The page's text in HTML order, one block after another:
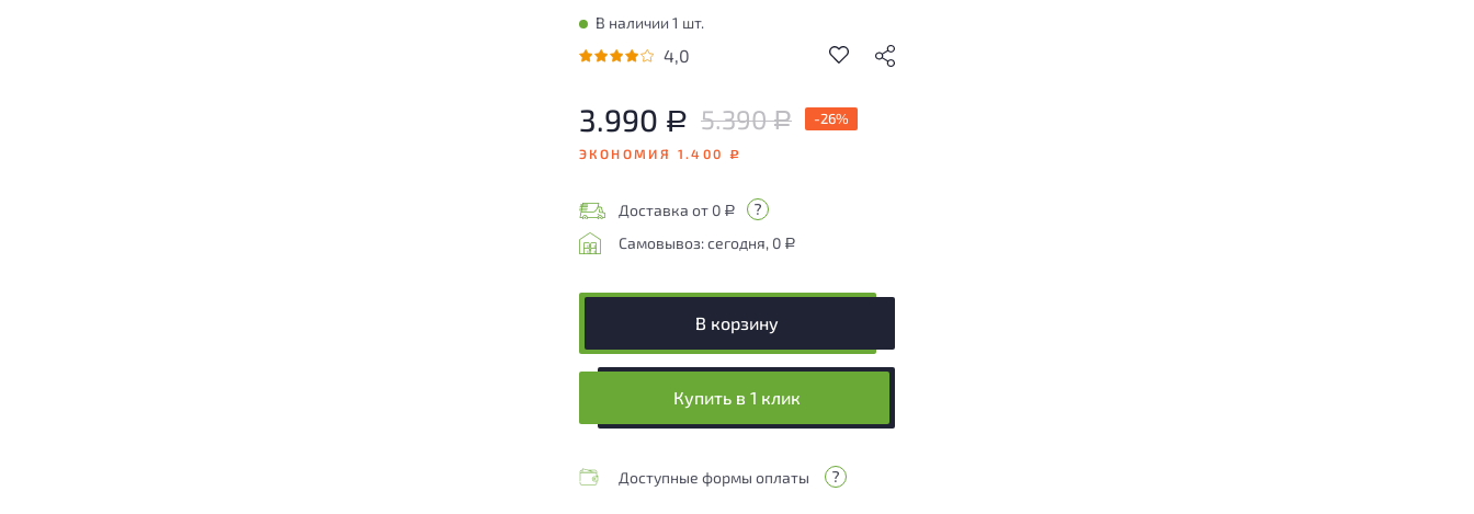
В наличии 1 шт.
4,0
3.990 Р 5.390Р -26%
ЭКОНОМИЯ 1.400 Р
Доставка от 0 Р
Самовывоз: сегодня, 0 Р
В корзину
Купить в 1 клик
Доступные формы оплаты